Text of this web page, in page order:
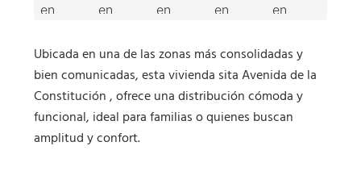
Ubicada en una de las zonas más consolidadas y
bien comunicadas, esta vivienda sita Avenida de la
Constitución , ofrece una distribución cómoda y
funcional, ideal para familias o quienes buscan
amplitud y confort.